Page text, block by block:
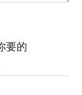
要的